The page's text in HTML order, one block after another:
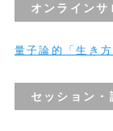
オンラインサ
量子論的「生き
セッション・